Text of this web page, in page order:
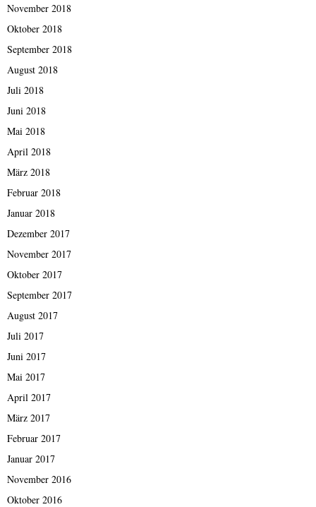
November 2018
Oktober 2018
September 2018
August 2018
Juli 2018
Juni 2018
Mai 2018
April 2018
März 2018
Februar 2018
Januar 2018
Dezember 2017
November 2017
Oktober 2017
September 2017
August 2017
Juli 2017
Juni 2017
Mai 2017
April 2017
März 2017
Februar 2017
Januar 2017
November 2016
Oktober 2016